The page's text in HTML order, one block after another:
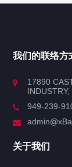
会议
我们的联络方
17890
949-239-
关于我们